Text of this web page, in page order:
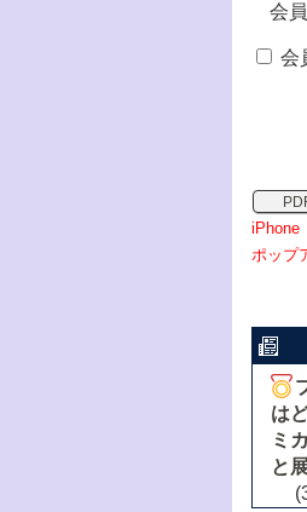
会
会
iPhone
ポップ
は
ミ
と